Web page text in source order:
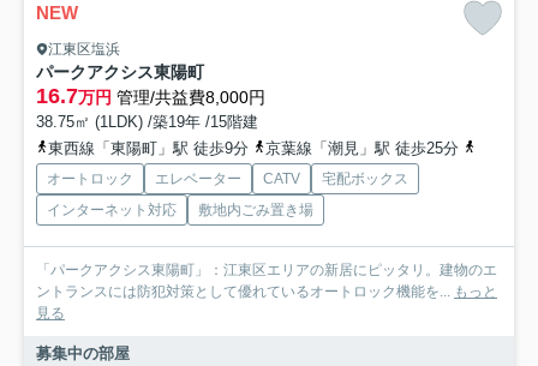
NEW
江東区塩浜
パークアクシス東陽町
16.7万円 管理/共益費8,000円
38.75㎡ (1LDK) /築19年 /15階建
東西線「東陽町」駅 徒歩9分
京葉線「潮見」駅 徒歩25分
オートロック エレベーター CATV
宅配ボックス
インターネット対応
敷地内ごみ置き場
「パークアクシス東陽町」：江東区エリアの新居にピッタリ。建物のエ
ントランスには防犯対策として優れているオートロック機能を... もっと
見る
募集中の部屋